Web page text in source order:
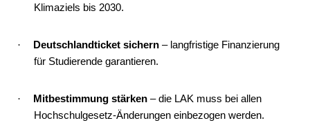
Klimaziels bis 2030.
· Deutschlandticket sichern – langfristige Finanzierung
für Studierende garantieren.
· Mitbestimmung stärken – die LAK muss bei allen
Hochschulgesetz-Änderungen einbezogen werden.